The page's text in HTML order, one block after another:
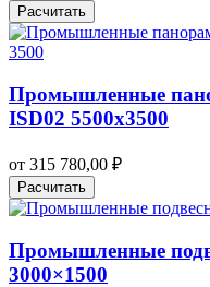
Расчитать
Промышленные
ISD02 5500х3500
от 315 780,00 ₽
Расчитать
Промышленные
3000×1500